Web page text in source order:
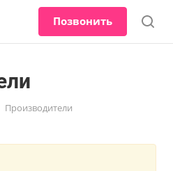
Позвонить
Производители